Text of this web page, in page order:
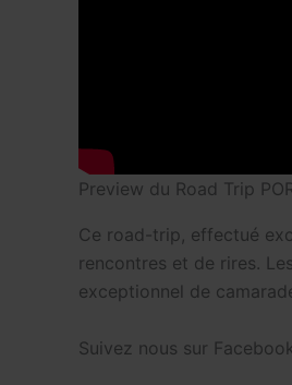
Preview du Road Trip
Ce road-trip, effectué
rencontres et de rires.
exceptionnel de
Suivez nous sur